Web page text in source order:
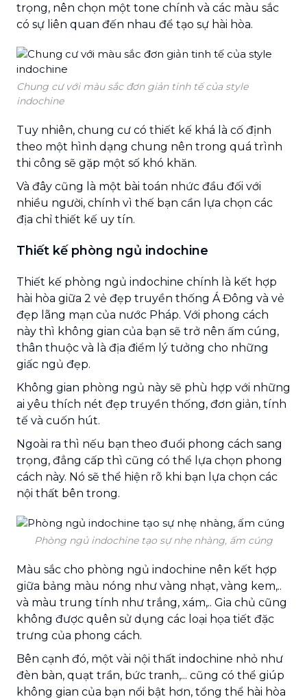
trọng, nên chọn một tone chính và các màu sắc
có sự liên quan đến nhau để tạo sự hài hòa.
Chung cư với màu sắc đơn giản tinh tế của style
indochine
Tuy nhiên, chung cư có thiết kế khá là cố định
theo một hình dạng chung nên trong quá trình
thi công sẽ gặp một số khó khăn.
Và đây cũng là một bài toán nhức đầu đối với
nhiều người, chính vì thế bạn cần lựa chọn các
địa chỉ thiết kế uy tín.
Thiết kế phòng ngủ indochine
Thiết kế phòng ngủ indochine chính là kết hợp
hài hòa giữa 2 vẻ đẹp truyền thống Á Đông và vẻ
đẹp lãng mạn của nước Pháp. Với phong cách
này thì không gian của bạn sẽ trở nên ấm cúng,
thân thuộc và là địa điểm lý tưởng cho những
giấc ngủ đẹp.
Không gian phòng ngủ này sẽ phù hợp với những
ai yêu thích nét đẹp truyền thống, đơn giản, tính
tế và cuốn hút.
Ngoài ra thì nếu bạn theo đuổi phong cách sang
trọng, đẳng cấp thì cũng có thể lựa chọn phong
cách này. Nó sẽ thể hiện rõ khi bạn lựa chọn các
nội thất bên trong.
Phòng ngủ indochine tạo sự nhẹ nhàng, ấm cúng
Màu sắc cho phòng ngủ indochine nên kết hợp
giữa bảng màu nóng như vàng nhạt, vàng kem,..
và màu trung tính như trắng, xám,.. Gia chủ cũng
không được quên sử dụng các loại họa tiết đặc
trưng của phong cách.
Bên cạnh đó, một vài nội thất indochine nhỏ như
đèn bàn, quạt trần, bức tranh,... cũng có thể giúp
không gian của bạn nổi bật hơn, tổng thể hài hòa